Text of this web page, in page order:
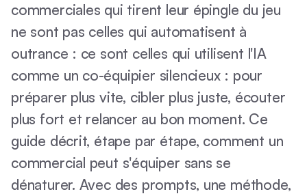
commerciales qui tirent leur épingle du jeu
ne sont pas celles qui automatisent à
outrance : ce sont celles qui utilisent l'IA
comme un co-équipier silencieux : pour
préparer plus vite, cibler plus juste, écouter
plus fort et relancer au bon moment. Ce
guide décrit, étape par étape, comment un
commercial peut s'équiper sans se
dénaturer. Avec des prompts, une méthode,